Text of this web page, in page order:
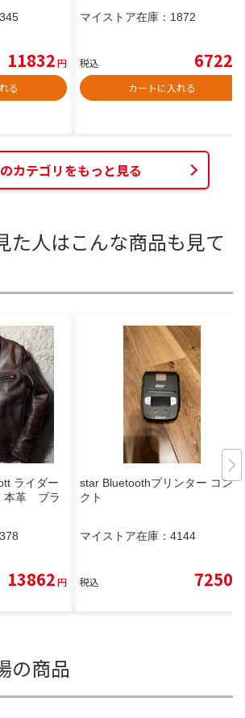
11832円
る
マイストア在庫： 1872
税込 6722
カートに入れる
カテゴリをもっと見る
た人はこんな商品も見て
ライダー
本革 ブラ
13862円
star Bluetoothプリンター コンパ
クト
マイストア在庫： 4144
税込 7250
の商品